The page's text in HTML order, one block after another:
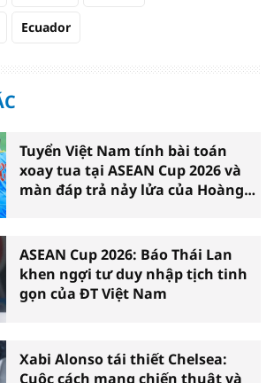
Ecuador
Tuyển Việt Nam tính bài toán
xoay tua tại ASEAN Cup 2026 và
màn đáp trả nảy lửa của Hoàng
ASEAN Cup 2026: Báo Thái Lan
khen ngợi tư duy nhập tịch tinh
gọn của ĐT Việt Nam
Xabi Alonso tái thiết Chelsea:
Cuộc cách mạng chiến thuật và